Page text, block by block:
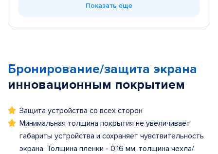
Показать еще
Бронирование/защита экрана
инновационным покрытием
Защита устройства со всех сторон
Минимальная толщина покрытия не увеличивает
габариты устройства и сохраняет чувствительность
экрана. Толщина пленки - 0,16 мм, толщина чехла/